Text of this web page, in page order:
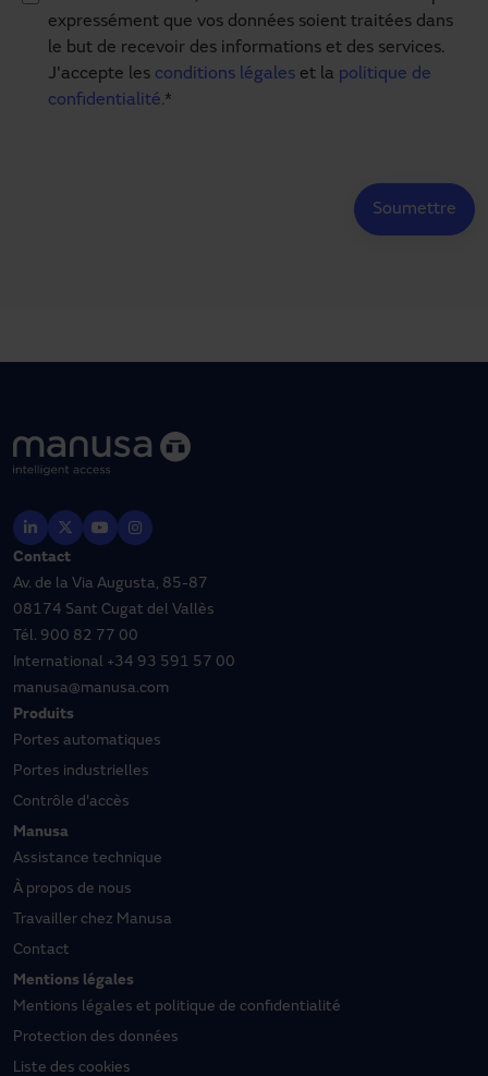
expressément que vos données soient traitées dans
le but de recevoir des informations et des services.
J'accepte les conditions légales et la politique de
confidentialité.*
Contact
Av. de la Via Augusta, 85-87
08174 Sant Cugat del Vallès
Tél. 900 82 77 00
International +34 93 591 57 00
manusa@manusa.com
Produits
Portes automatiques
Portes industrielles
Contrôle d'accès
Manusa
Assistance technique
À propos de nous
Travailler chez Manusa
Contact
Mentions légales
Mentions légales et politique de confidentialité
Protection des données
Liste des cookies